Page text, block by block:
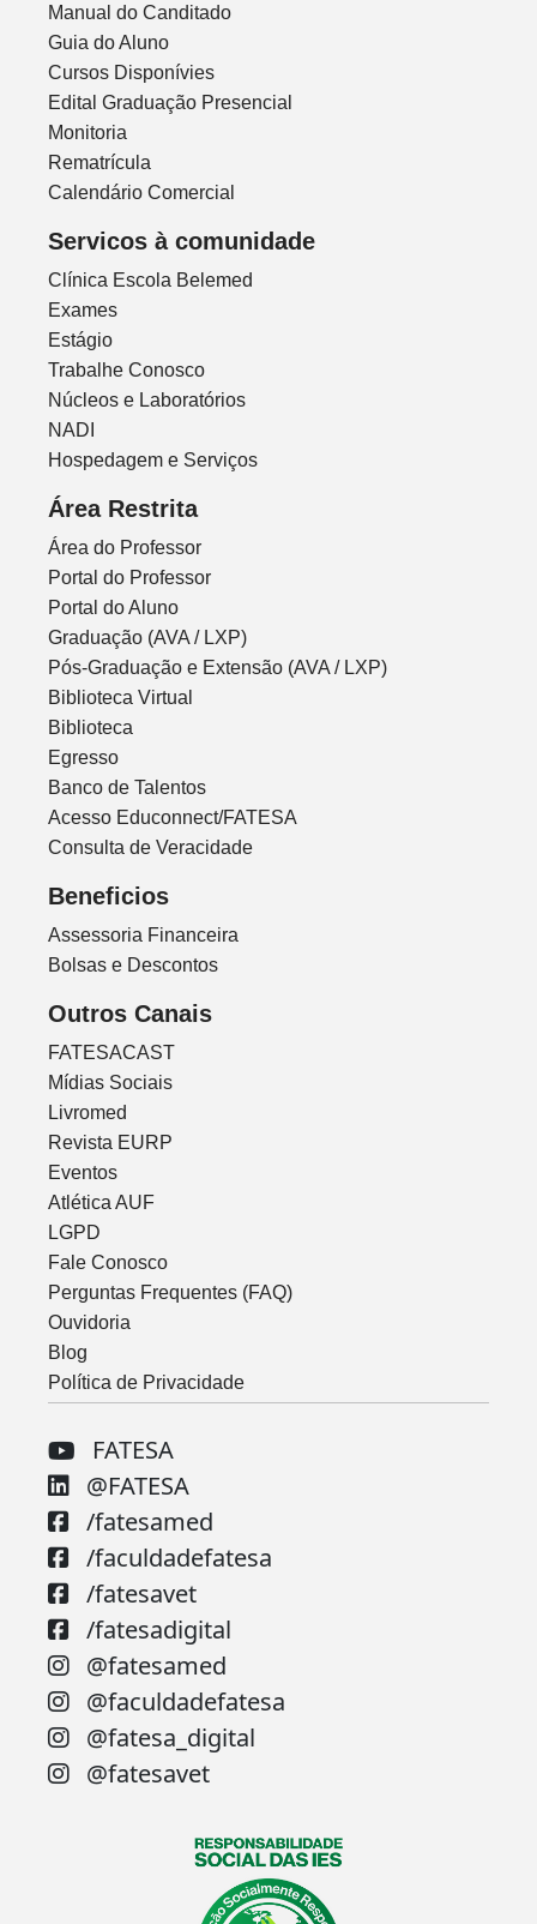
Manual do Canditado
Guia do Aluno
Cursos Disponívies
Edital Graduação Presencial
Monitoria
Rematrícula
Calendário Comercial
Servicos à comunidade
Clínica Escola Belemed
Exames
Estágio
Trabalhe Conosco
Núcleos e Laboratórios
NADI
Hospedagem e Serviços
Área Restrita
Área do Professor
Portal do Professor
Portal do Aluno
Graduação (AVA / LXP)
Pós-Graduação e Extensão (AVA / LXP)
Biblioteca Virtual
Biblioteca
Egresso
Banco de Talentos
Acesso Educonnect/FATESA
Consulta de Veracidade
Beneficios
Assessoria Financeira
Bolsas e Descontos
Outros Canais
FATESACAST
Mídias Sociais
Livromed
Revista EURP
Eventos
Atlética AUF
LGPD
Fale Conosco
Perguntas Frequentes (FAQ)
Ouvidoria
Blog
Política de Privacidade
FATESA
@FATESA
/fatesamed
/faculdadefatesa
/fatesavet
/fatesadigital
@fatesamed
@faculdadefatesa
@fatesa_digital
@fatesavet